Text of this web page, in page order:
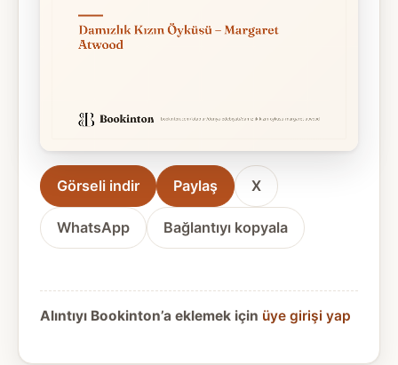
Görseli indir Paylaş X
WhatsApp Bağlantıyı kopyala
Alıntıyı Bookinton’a eklemek için üye girişi yap